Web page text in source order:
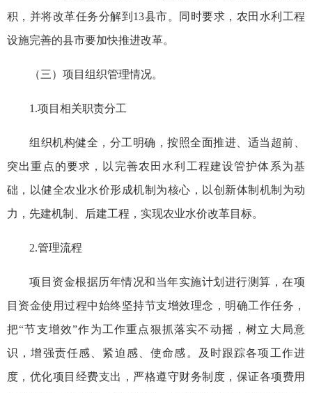
积，并将改革任务分解到13县市。同时要求，农田水利工程
设施完善的县市要加快推进改革。
（三）项目组织管理情况。
1.项目相关职责分工
组织机构健全，分工明确，按照全面推进、适当超前、
突出重点的要求，以完善农田水利工程建设管护体系为基
础，以健全农业水价形成机制为核心，以创新体制机制为动
力，先建机制、后建工程，实现农业水价改革目标。
2.管理流程
项目资金根据历年情况和当年实施计划进行测算，在项
目资金使用过程中始终坚持节支增效理念，明确工作任务，
把“节支增效”作为工作重点狠抓落实不动摇，树立大局意
识，增强责任感、紧迫感、使命感。及时跟踪各项工作进
度，优化项目经费支出，严格遵守财务制度，保证各项费用